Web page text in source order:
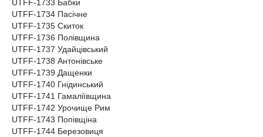
UTFF-1733 Бабки
UTFF-1734 Пасічне
UTFF-1735 Скиток
UTFF-1736 Полівщина
UTFF-1737 Удайцівський
UTFF-1738 Антонівське
UTFF-1739 Дащенки
UTFF-1740 Гнідинський
UTFF-1741 Гамаліївщина
UTFF-1742 Урочище Рим
UTFF-1743 Попівщіна
UTFF-1744 Березовиця